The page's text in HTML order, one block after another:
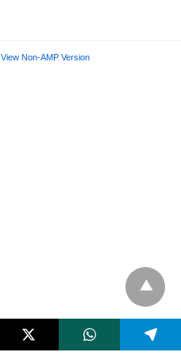
View Non-AMP Version